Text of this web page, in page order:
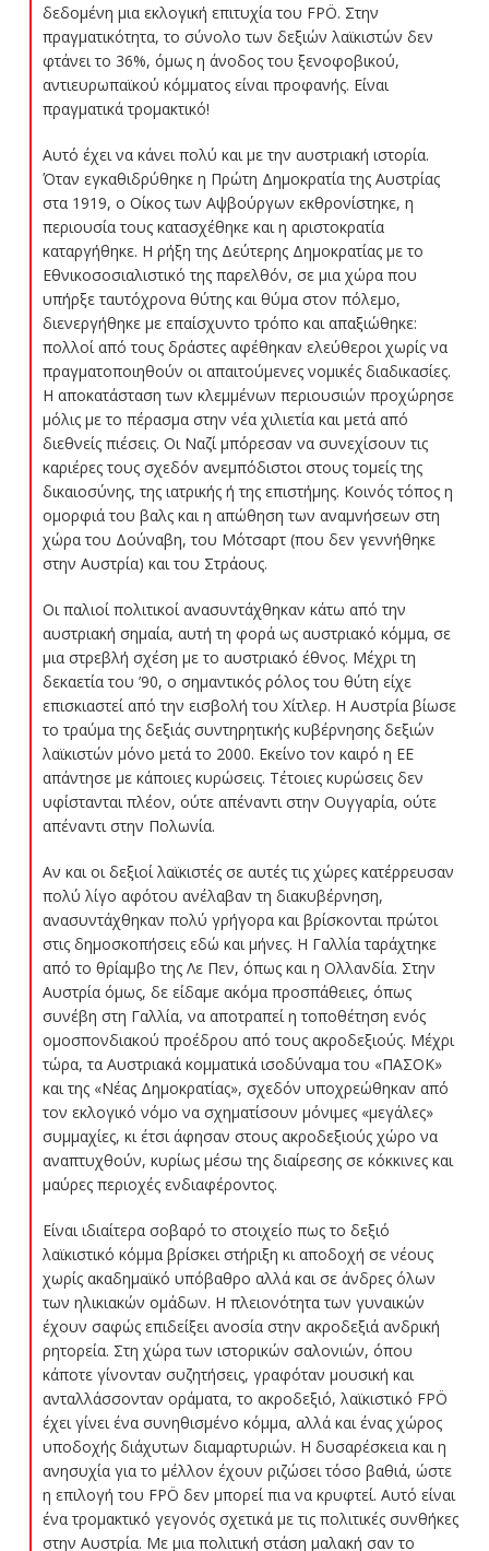
δεδομένη μια εκλογική επιτυχία του FPÖ. Στην
πραγματικότητα, το σύνολο των δεξιών λαϊκιστών δεν
φτάνει το 36%, όμως η άνοδος του ξενοφοβικού,
αντιευρωπαϊκού κόμματος είναι προφανής. Είναι
πραγματικά τρομακτικό!
Αυτό έχει να κάνει πολύ και με την αυστριακή ιστορία.
Όταν εγκαθιδρύθηκε η Πρώτη Δημοκρατία της Αυστρίας
στα 1919, ο Οίκος των Αψβούργων εκθρονίστηκε, η
περιουσία τους κατασχέθηκε και η αριστοκρατία
καταργήθηκε. Η ρήξη της Δεύτερης Δημοκρατίας με το
Εθνικοσοσιαλιστικό της παρελθόν, σε μια χώρα που
υπήρξε ταυτόχρονα θύτης και θύμα στον πόλεμο,
διενεργήθηκε με επαίσχυντο τρόπο και απαξιώθηκε:
πολλοί από τους δράστες αφέθηκαν ελεύθεροι χωρίς να
πραγματοποιηθούν οι απαιτούμενες νομικές διαδικασίες.
Η αποκατάσταση των κλεμμένων περιουσιών προχώρησε
μόλις με το πέρασμα στην νέα χιλιετία και μετά από
διεθνείς πιέσεις. Οι Ναζί μπόρεσαν να συνεχίσουν τις
καριέρες τους σχεδόν ανεμπόδιστοι στους τομείς της
δικαιοσύνης, της ιατρικής ή της επιστήμης. Κοινός τόπος η
ομορφιά του βαλς και η απώθηση των αναμνήσεων στη
χώρα του Δούναβη, του Μότσαρτ (που δεν γεννήθηκε
στην Αυστρία) και του Στράους.
Οι παλιοί πολιτικοί ανασυντάχθηκαν κάτω από την
αυστριακή σημαία, αυτή τη φορά ως αυστριακό κόμμα, σε
μια στρεβλή σχέση με το αυστριακό έθνος. Μέχρι τη
δεκαετία του ’90, ο σημαντικός ρόλος του θύτη είχε
επισκιαστεί από την εισβολή του Χίτλερ. Η Αυστρία βίωσε
το τραύμα της δεξιάς συντηρητικής κυβέρνησης δεξιών
λαϊκιστών μόνο μετά το 2000. Εκείνο τον καιρό η ΕΕ
απάντησε με κάποιες κυρώσεις. Τέτοιες κυρώσεις δεν
υφίστανται πλέον, ούτε απέναντι στην Ουγγαρία, ούτε
απέναντι στην Πολωνία.
Αν και οι δεξιοί λαϊκιστές σε αυτές τις χώρες κατέρρευσαν
πολύ λίγο αφότου ανέλαβαν τη διακυβέρνηση,
ανασυντάχθηκαν πολύ γρήγορα και βρίσκονται πρώτοι
στις δημοσκοπήσεις εδώ και μήνες. Η Γαλλία ταράχτηκε
από το θρίαμβο της Λε Πεν, όπως και η Ολλανδία. Στην
Αυστρία όμως, δε είδαμε ακόμα προσπάθειες, όπως
συνέβη στη Γαλλία, να αποτραπεί η τοποθέτηση ενός
ομοσπονδιακού προέδρου από τους ακροδεξιούς. Μέχρι
τώρα, τα Αυστριακά κομματικά ισοδύναμα του «ΠΑΣΟΚ»
και της «Νέας Δημοκρατίας», σχεδόν υποχρεώθηκαν από
τον εκλογικό νόμο να σχηματίσουν μόνιμες «μεγάλες»
συμμαχίες, κι έτσι άφησαν στους ακροδεξιούς χώρο να
αναπτυχθούν, κυρίως μέσω της διαίρεσης σε κόκκινες και
μαύρες περιοχές ενδιαφέροντος.
Είναι ιδιαίτερα σοβαρό το στοιχείο πως το δεξιό
λαϊκιστικό κόμμα βρίσκει στήριξη κι αποδοχή σε νέους
χωρίς ακαδημαϊκό υπόβαθρο αλλά και σε άνδρες όλων
των ηλικιακών ομάδων. Η πλειονότητα των γυναικών
έχουν σαφώς επιδείξει ανοσία στην ακροδεξιά ανδρική
ρητορεία. Στη χώρα των ιστορικών σαλονιών, όπου
κάποτε γίνονταν συζητήσεις, γραφόταν μουσική και
ανταλλάσσονταν οράματα, το ακροδεξιό, λαϊκιστικό FPÖ
έχει γίνει ένα συνηθισμένο κόμμα, αλλά και ένας χώρος
υποδοχής διάχυτων διαμαρτυριών. Η δυσαρέσκεια και η
ανησυχία για το μέλλον έχουν ριζώσει τόσο βαθιά, ώστε
η επιλογή του FPÖ δεν μπορεί πια να κρυφτεί. Αυτό είναι
ένα τρομακτικό γεγονός σχετικά με τις πολιτικές συνθήκες
στην Αυστρία. Με μια πολιτική στάση μαλακή σαν το